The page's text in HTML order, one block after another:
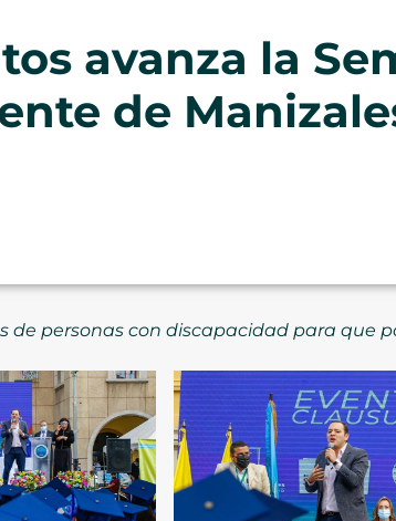
avanza la
de
personas con discapacidad para que